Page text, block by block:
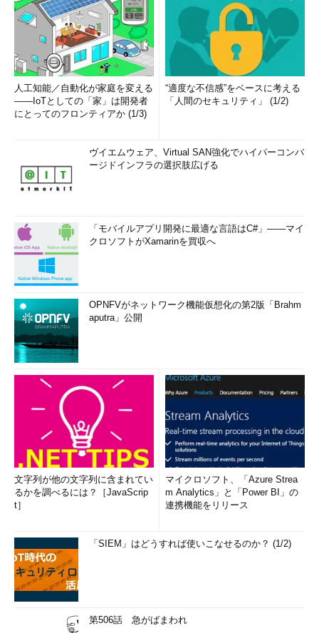
人工知能／自動化が家庭を変える
――IoTとしての「家」は開発者
にとってのフロンティアか (1/3)
“適度な不信感”をベースに考える
「人間のセキュリティ」 (1/2)
ヴイエムウェア、Virtual SAN強化でハイパーコンバ
ージドインフラの選択肢広げる
「モバイルアプリ開発に最適な言語はC#」――マイ
クロソフトがXamarinを買収へ
OPNFVがネットワーク機能仮想化の第2版「Brahm
aputra」公開
文字列が他の文字列に含まれてい
るかを調べるには？［JavaScrip
t］
マイクロソフト、「Azure Strea
m Analytics」と「Power BI」の
連携機能をリリース
「SIEM」はどうすれば使いこなせるのか？ (1/2)
第506話 急がばまわれ